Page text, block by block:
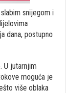
snijegom i
dana, postupno
U jutarnjim
moguća je
više oblaka